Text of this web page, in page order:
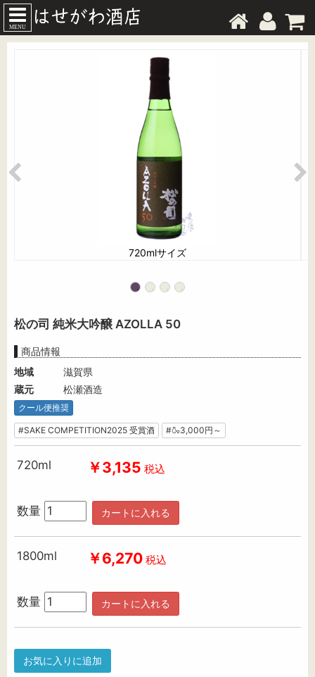
MENU
720mlサイズ
松の司 純米大吟醸 AZOLLA 50
商品情報
地域
滋賀県
蔵元
松瀬酒造
クール便推奨
#SAKE COMPETITION2025 受賞酒 #🍶3,000円～
720ml ￥3,135 税込
数量 カートに入れる
1800ml ￥6,270 税込
数量 カートに入れる
お気に入りに追加